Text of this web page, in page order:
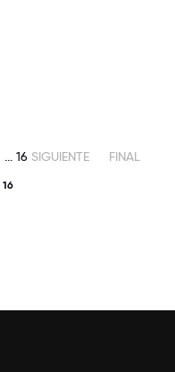
16 SIGUIENTE FINAL
16